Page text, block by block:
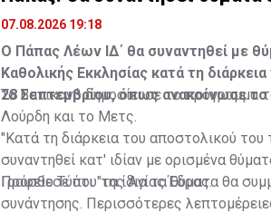
07.08.2026 19:18
Ο Πάπας Λέων ΙΔ΄ θα συναντηθεί με
Καθολικής Εκκλησίας κατά τη
28 Σεπτεμβρίου, όπως ανακοίνωσε το
Το Βατικανό δημοσίευσε το πρόγραμμα
Λούρδη και το Μετς.
"Κατά τη διάρκεια του αποστολικού
συναντηθεί κατ' ιδίαν με ορισμένα
Γραφείο Τύπου της Αγίας Έδρας.
Πρόσθεσε ότι "τα ίδια τα θύματα θα
συνάντησης. Περισσότερες